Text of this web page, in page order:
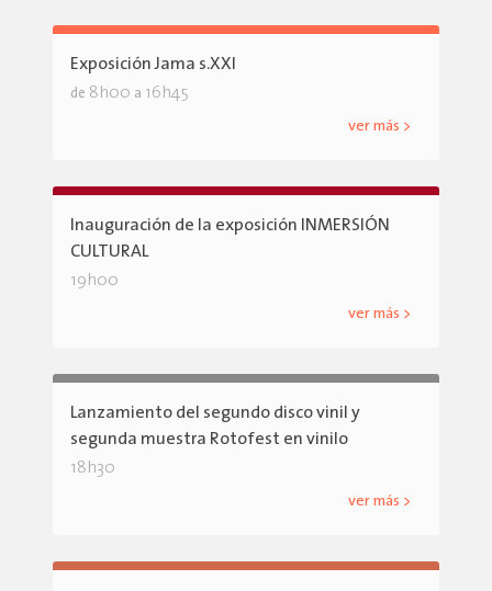
Exposición Jama s.XXI
de 8h00 a 16h45
ver más >
Inauguración de la exposición INMERSIÓN
CULTURAL
19h00
ver más >
Lanzamiento del segundo disco vinil y
segunda muestra Rotofest en vinilo
18h30
ver más >